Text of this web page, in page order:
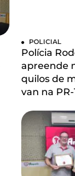
POLICIAL
Polícia
apreende
quilos de
van na PR-